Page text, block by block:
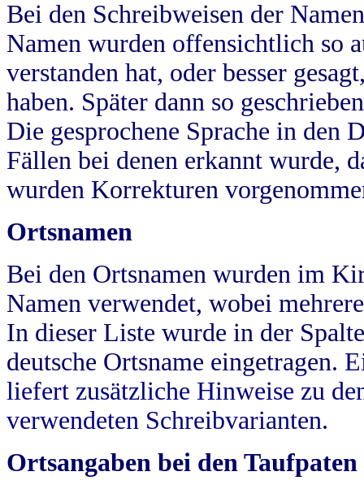
Bei den Schreibweisen der
Namen wurden offensichtlich so
verstanden hat, oder besser
haben. Später dann so
Die gesprochene Sprache in
Fällen bei denen erkannt wurde,
wurden Korrekturen
Ortsnamen
Bei den Ortsnamen wurden im
Namen verwendet, wobei
In dieser Liste wurde in der
deutsche Ortsname eingetragen.
liefert zusätzliche Hinweise zu
verwendeten Schreibvarianten.
Ortsangaben bei den Taufpaten